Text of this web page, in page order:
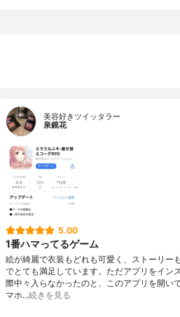
美容好きツイッタラー
泉鏡花
5.00
1番ハマってるゲーム
絵が綺麗で衣装もどれも可愛く、ストーリー
でとても満足しています。ただアプリをイン
際中々入らなかったのと、このアプリを開い
マホ…続きを見る